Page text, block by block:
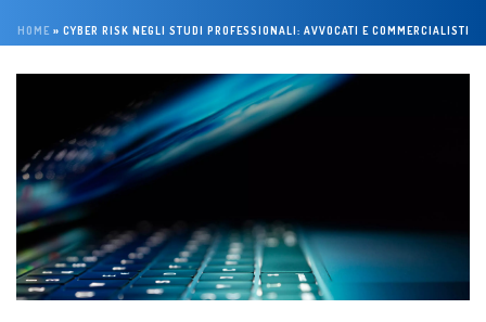
HOME » CYBER RISK NEGLI STUDI PROFESSIONALI: AVVOCATI E COMMERCIALISTI